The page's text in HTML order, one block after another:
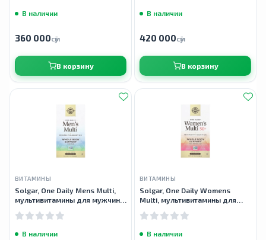
В наличии
360 000сӯм
В корзину
В наличии
420 000сӯм
В корзину
ВИТАМИНЫ
Solgar, One Daily Mens Multi,
мультивитамины для мужчин,
В наличии
ВИТАМИНЫ
Solgar, One Daily Womens
Multi, мультивитамины для
капсул
В наличии